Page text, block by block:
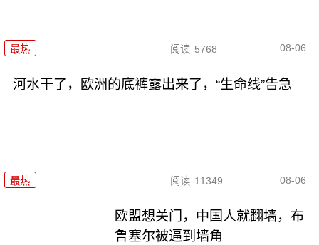
最热 阅读 5768 08-06
河水干了，欧洲的底裤露出来了，“生命线”告急
最热 阅读 11349 08-06
欧盟想关门，中国人就翻墙，布
鲁塞尔被逼到墙角